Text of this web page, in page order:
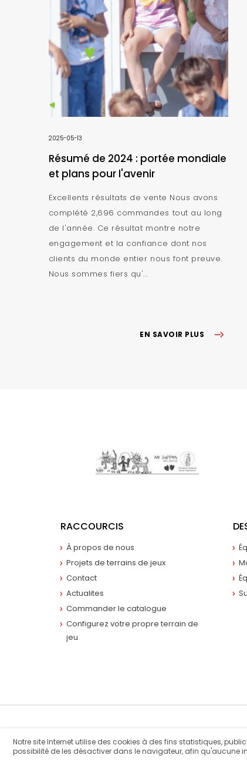
2025-05-13
Résumé de 2024 : portée mondiale
et plans pour l'avenir
Excellents résultats de vente Nous avons
complété 2,696 commandes tout au long
de l'année. Ce résultat montre notre
engagement et la confiance dont nos
clients du monde entier nous font preuve.
Nous sommes fiers qu'...
EN SAVOIR PLUS
RACCOURCIS
À propos de nous
Projets de terrains de jeux
Contact
Actualites
Commander le catalogue
Configurez votre propre terrain de
jeu
© 2018 LarsLaj. Tous droits réservés.
Notre site Internet utilise des cookies à des fins statistiques,
possibilité de les désactiver dans le navigateur, afin qu'aucune